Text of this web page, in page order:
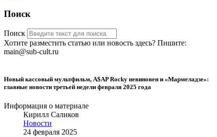
Поиск
Поиск
Хотите разместить статью или новость здесь? Пишите:
main@sub-cult.ru
Новый кассовый мультфильм, A$AP Rocky невиновен и «Мармеладзе»:
главные новости третьей недели февраля 2025 года
Информация о материале
Кирилл Саликов
Новости
24 февраля 2025